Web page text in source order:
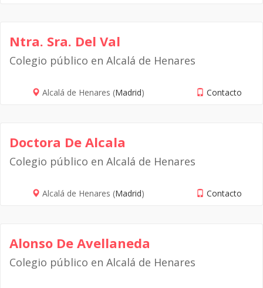
Ntra. Sra. Del Val
Colegio público en Alcalá de Henares
Alcalá de Henares (Madrid) Contacto
Doctora De Alcala
Colegio público en Alcalá de Henares
Alcalá de Henares (Madrid) Contacto
Alonso De Avellaneda
Colegio público en Alcalá de Henares